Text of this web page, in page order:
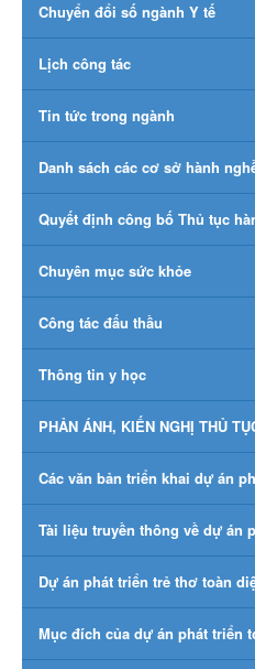
Chuyển đổi số ngành Y tế
Lịch công tác
Tin tức trong ngành
Danh sách các cơ sở hành
Quyết định công bố Thủ tục
Chuyên mục sức khỏe
Công tác đấu thầu
Thông tin y học
PHẢN ÁNH, KIẾN NGHỊ THỦ
Các văn bản triển khai dự án
Tài liệu truyền thông về dự án
Dự án phát triển trẻ thơ toàn
Mục đích của dự án phát triển